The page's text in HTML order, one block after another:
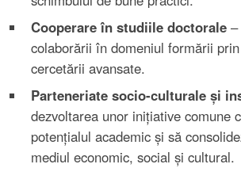
Cooperare în studiile doctorale
colaborării în domeniul formării
cercetării avansate.
Parteneriate socio-culturale și
dezvoltarea unor inițiative comune
potențialul academic și să
mediul economic, social și cultural.